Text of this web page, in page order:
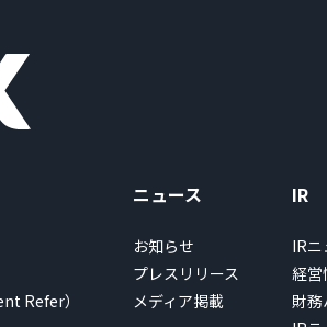
Refer）
ニュース
お知らせ
プレスリリース
メディア掲載
IR
IRニ
経営
財務